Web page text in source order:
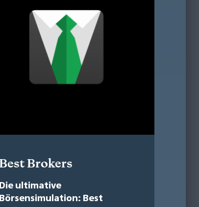
Best Brokers
Die ultimative
Börsensimulation: Best